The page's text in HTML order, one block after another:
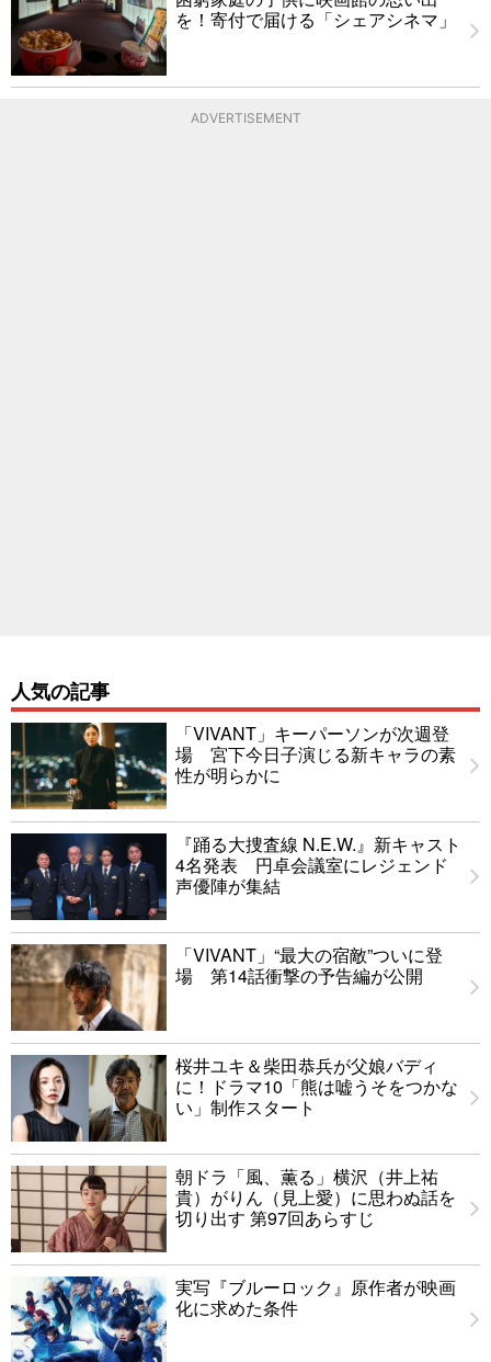
を！寄付で届ける「シェアシネマ」
ADVERTISEMENT
人気の記事
「VIVANT」キーパーソンが次週登
場 宮下今日子演じる新キャラの素
性が明らかに
『踊る大捜査線 N.E.W.』新キャスト
4名発表 円卓会議室にレジェンド
声優陣が集結
「VIVANT」“最大の宿敵”ついに登
場 第14話衝撃の予告編が公開
桜井ユキ＆柴田恭兵が父娘バディ
に！ドラマ10「熊は嘘うそをつかな
い」制作スタート
朝ドラ「風、薫る」横沢（井上祐
貴）がりん（見上愛）に思わぬ話を
切り出す 第97回あらすじ
実写『ブルーロック』原作者が映画
化に求めた条件